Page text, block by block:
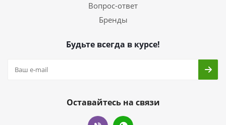
Вопрос-ответ
Бренды
Будьте всегда в курсе!
Оставайтесь на связи